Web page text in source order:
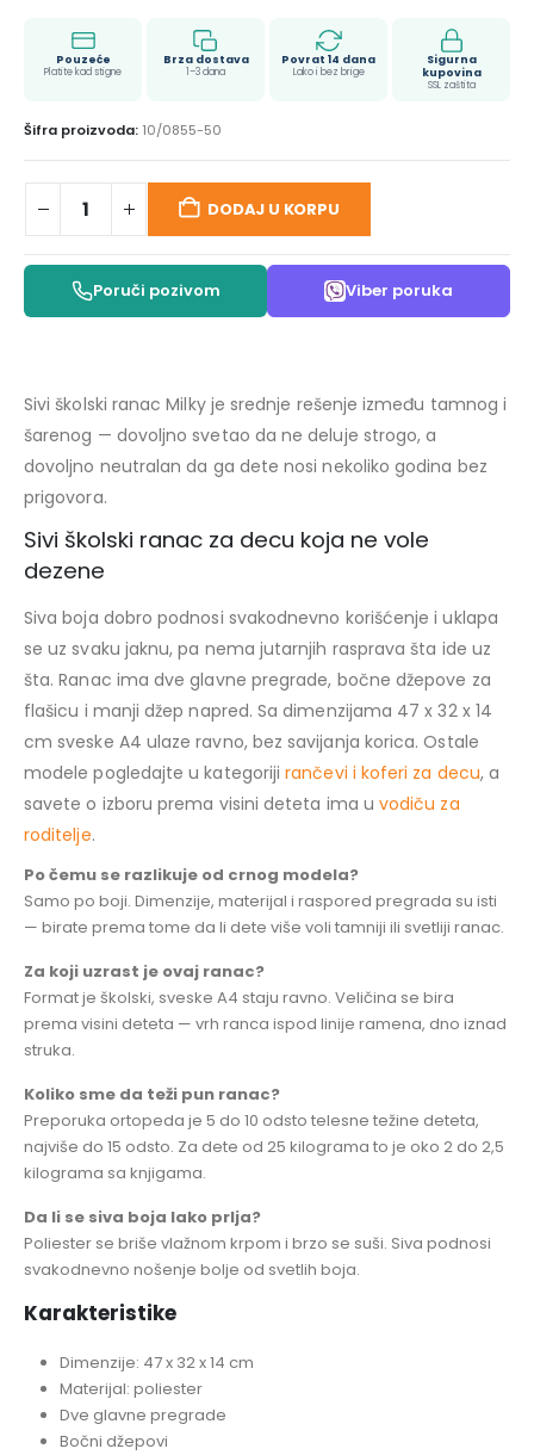
Pouzeće
Platite kad stigne
Brza dostava
1–3 dana
Povrat 14 dana
Lako i bez brige
Sigurna
kupovina
SSL zaštita
Šifra proizvoda: 10/0855-50
DODAJ U KORPU
Poruči pozivom Viber poruka
Sivi školski ranac Milky je srednje rešenje između tamnog i
šarenog — dovoljno svetao da ne deluje strogo, a
dovoljno neutralan da ga dete nosi nekoliko godina bez
prigovora.
Sivi školski ranac za decu koja ne vole
dezene
Siva boja dobro podnosi svakodnevno korišćenje i uklapa
se uz svaku jaknu, pa nema jutarnjih rasprava šta ide uz
šta. Ranac ima dve glavne pregrade, bočne džepove za
flašicu i manji džep napred. Sa dimenzijama 47 x 32 x 14
cm sveske A4 ulaze ravno, bez savijanja korica. Ostale
modele pogledajte u kategorijirančevi i koferi za decu, a
savete o izboru prema visini deteta ima u vodiču za
roditelje.
Po čemu se razlikuje od crnog modela?
Samo po boji. Dimenzije, materijal i raspored pregrada su isti
— birate prema tome da li dete više voli tamniji ili svetliji ranac.
Za koji uzrast je ovaj ranac?
Format je školski, sveske A4 staju ravno. Veličina se bira
prema visini deteta — vrh ranca ispod linije ramena, dno iznad
struka.
Koliko sme da teži pun ranac?
Preporuka ortopeda je 5 do 10 odsto telesne težine deteta,
najviše do 15 odsto. Za dete od 25 kilograma to je oko 2 do 2,5
kilograma sa knjigama.
Da li se siva boja lako prlja?
Poliester se briše vlažnom krpom i brzo se suši. Siva podnosi
svakodnevno nošenje bolje od svetlih boja.
Karakteristike
Dimenzije: 47 x 32 x 14 cm
Materijal: poliester
Dve glavne pregrade
Bočni džepovi